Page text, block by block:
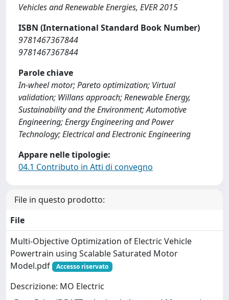
Vehicles and Renewable Energies, EVER 2015
ISBN (International Standard Book Number)
9781467367844
9781467367844
Parole chiave
In-wheel motor; Pareto optimization; Virtual
validation; Willans approach; Renewable Energy,
Sustainability and the Environment; Automotive
Engineering; Energy Engineering and Power
Technology; Electrical and Electronic Engineering
Appare nelle tipologie:
04.1 Contributo in Atti di convegno
File in questo prodotto:
File
Multi-Objective Optimization of Electric Vehicle
Powertrain using Scalable Saturated Motor
Model.pdf
Accesso riservato
Descrizione: MO Electric